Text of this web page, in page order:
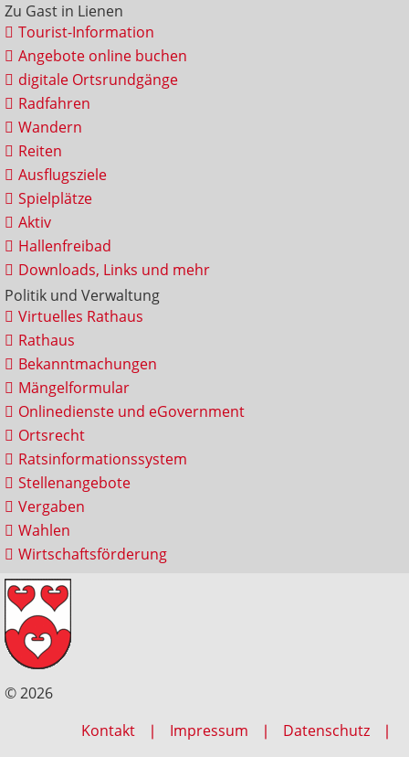
Zu Gast in Lienen
Tourist-Information
Angebote online buchen
digitale Ortsrundgänge
Radfahren
Wandern
Reiten
Ausflugsziele
Spielplätze
Aktiv
Hallenfreibad
Downloads, Links und mehr
Politik und Verwaltung
Virtuelles Rathaus
Rathaus
Bekanntmachungen
Mängelformular
Onlinedienste und eGovernment
Ortsrecht
Ratsinformationssystem
Stellenangebote
Vergaben
Wahlen
Wirtschaftsförderung
© 2026
Kontakt
Impressum
Datenschutz